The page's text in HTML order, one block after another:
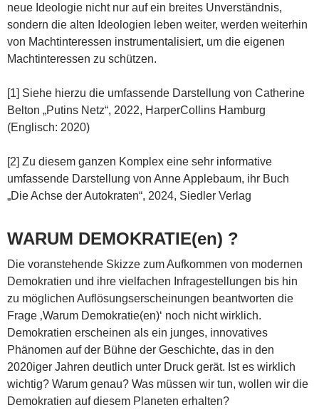
neue Ideologie nicht nur auf ein breites Unverständnis,
sondern die alten Ideologien leben weiter, werden weiterhin
von Machtinteressen instrumentalisiert, um die eigenen
Machtinteressen zu schützen.
[1] Siehe hierzu die umfassende Darstellung von Catherine
Belton „Putins Netz“, 2022, HarperCollins Hamburg
(Englisch: 2020)
[2] Zu diesem ganzen Komplex eine sehr informative
umfassende Darstellung von Anne Applebaum, ihr Buch
„Die Achse der Autokraten“, 2024, Siedler Verlag
WARUM DEMOKRATIE(en) ?
Die voranstehende Skizze zum Aufkommen von modernen
Demokratien und ihre vielfachen Infragestellungen bis hin
zu möglichen Auflösungserscheinungen beantworten die
Frage ‚Warum Demokratie(en)‘ noch nicht wirklich.
Demokratien erscheinen als ein junges, innovatives
Phänomen auf der Bühne der Geschichte, das in den
2020iger Jahren deutlich unter Druck gerät. Ist es wirklich
wichtig? Warum genau? Was müssen wir tun, wollen wir die
Demokratien auf diesem Planeten erhalten?